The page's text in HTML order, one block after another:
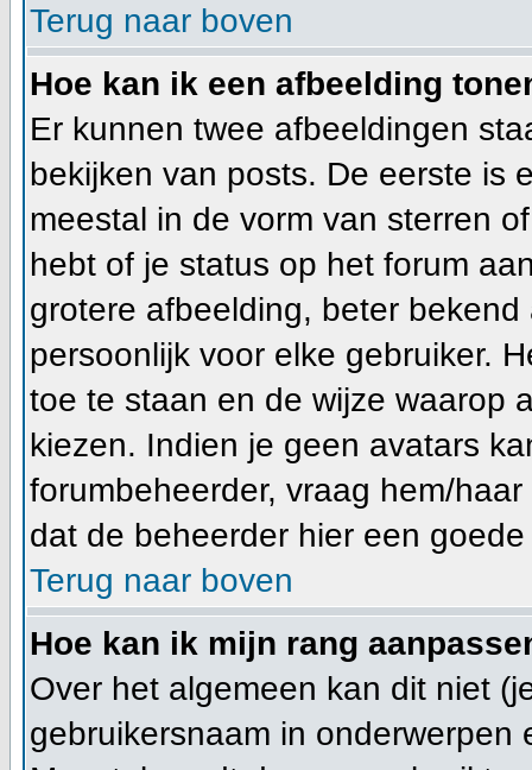
Terug naar boven
Hoe kan ik een afbeelding
Er kunnen twee afbeeldingen
bekijken van posts. De eerste is
meestal in de vorm van sterren
hebt of je status op het forum
grotere afbeelding, beter
persoonlijk voor elke gebruiker.
toe te staan en de wijze waarop
kiezen. Indien je geen avatars
forumbeheerder, vraag hem/
dat de beheerder hier een
Terug naar boven
Hoe kan ik mijn rang
Over het algemeen kan dit niet
gebruikersnaam in